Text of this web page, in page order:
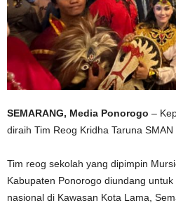
SEMARANG, Media Ponorogo –
diraih Tim Reog Kridha Taruna
Tim reog sekolah yang dipimpin
Kabupaten Ponorogo diundang
nasional di Kawasan Kota Lama,